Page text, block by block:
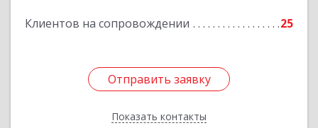
Клиентов на сопровождении 25
Отправить заявку
Показать контакты
Отправить заявку
Назад